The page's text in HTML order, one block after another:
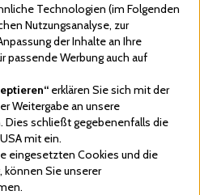
Technologien (im Folgenden
Nutzungsanalyse, zur
der Inhalte an Ihre
passende Werbung auch auf
erklären Sie sich mit der
Weitergabe an unsere
Dies schließt gegebenenfalls die
mit ein.
eingesetzten Cookies und die
können Sie unserer